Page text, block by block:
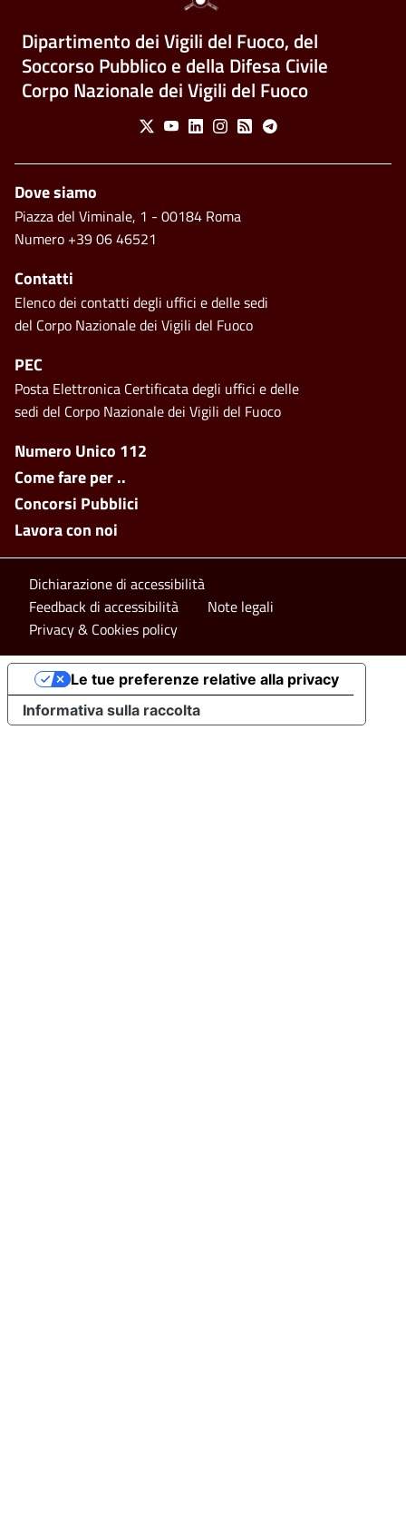
Dipartimento dei Vigili del Fuoco, del
Soccorso Pubblico e della Difesa Civile
Corpo Nazionale dei Vigili del Fuoco
Social Menu
X YoutubeLinkedinInstagram
Feed Telegram
Footer side menu
Numero Unico 112
Come fare per ..
Concorsi Pubblici
Lavora con noi
Piè di pagina
Dove siamo
Piazza del Viminale, 1 - 00184 Roma
Numero +39 06 46521
Contatti
Elenco dei contatti degli uffici e delle sedi
del Corpo Nazionale dei Vigili del Fuoco
PEC
Posta Elettronica Certificata degli uffici e delle
sedi del Corpo Nazionale dei Vigili del Fuoco
Footer bottom
Dichiarazione di accessibilità
Feedback di accessibilità
Note legali
Privacy & Cookies policy
Informativa sulla raccolta
Le tue preferenze relative alla privacy